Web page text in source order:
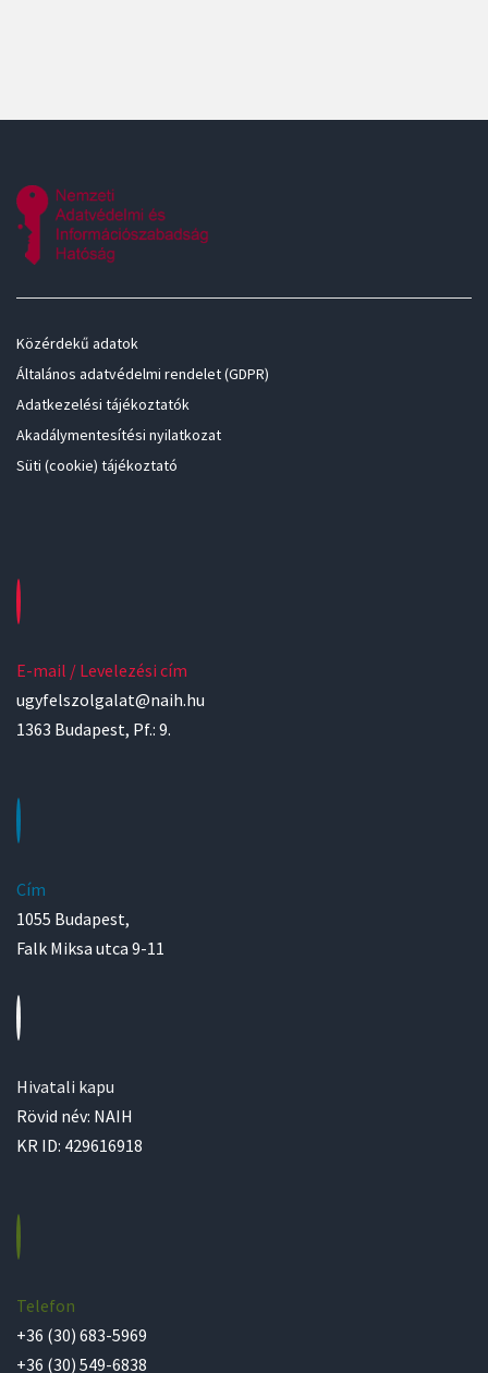
Közérdekű adatok
Általános adatvédelmi rendelet (GDPR)
Adatkezelési tájékoztatók
Akadálymentesítési nyilatkozat
Süti (cookie) tájékoztató
E-mail / Levelezési cím
ugyfelszolgalat@naih.hu
1363 Budapest, Pf.: 9.
Cím
1055 Budapest,
Falk Miksa utca 9-11
Hivatali kapu
Rövid név: NAIH
KR ID: 429616918
Telefon
+36 (30) 683-5969
+36 (30) 549-6838